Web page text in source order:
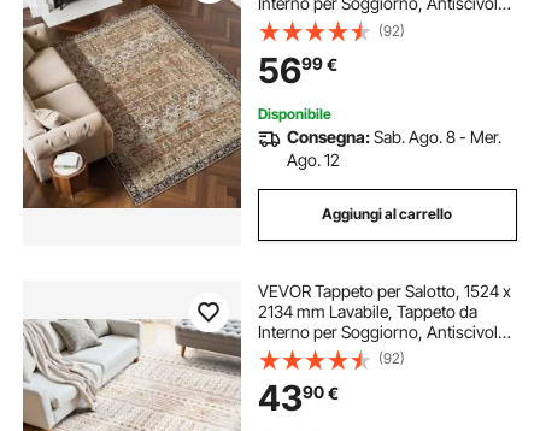
e Antistrappo, per Animali
Domestici e Bambini, per Camera
da Letto, Soggiorno, Marrone e
Verde
(92)
5699€
Disponibile
Consegna:Sab. Ago. 8 - Mer.
Ago. 12
Aggiungi al carrello
VEVOR Tappeto per Salotto, 1524 x
2134 mm Lavabile, Tappeto da
Interno per Soggiorno, Antiscivolo
e Antistrappo, per Animali
Domestici e Bambini, per Camera
da Letto, Soggiorno, Ingresso,
Beige
(92)
4390€